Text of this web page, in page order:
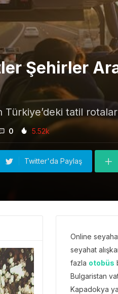
Şehirler
tatil
0 5.52k
Twitter'da Paylaş
Online
seyahat
fazla otobüs
Bulgaristan
Kapadokya